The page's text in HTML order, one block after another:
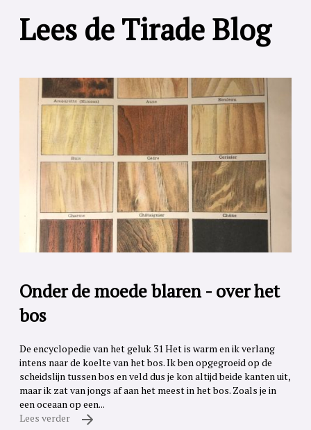
Lees de Tirade Blog
Onder de moede blaren - over het
bos
De encyclopedie van het geluk 31 Het is warm en ik verlang
intens naar de koelte van het bos. Ik ben opgegroeid op de
scheidslijn tussen bos en veld dus je kon altijd beide kanten uit,
maar ik zat van jongs af aan het meest in het bos. Zoals je in
een oceaan op een...
Lees verder